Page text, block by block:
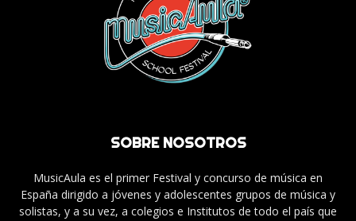
SOBRE NOSOTROS
MusicAula es el primer Festival y concurso de música en
España dirigido a jóvenes y adolescentes grupos de música y
solistas, y a su vez, a colegios e Institutos de todo el país que